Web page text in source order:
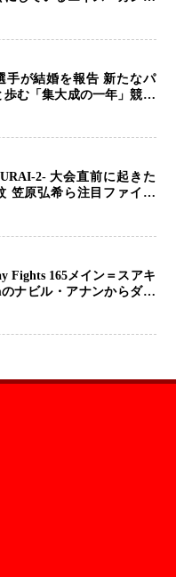
ドラフト参戦を表明「参加
スポーツを巡る議論
手が結婚を報告 新たなパ
歩む「集大成の一年」競技
存在に感謝
2- 大会直前に起きた
笠原弘希ら注目ファイタ
で決戦へ、山本歩夢と平
Fights 165メイン＝スアキ
のナビル・アナンからダウ
反撃を耐え抜き判定勝利、